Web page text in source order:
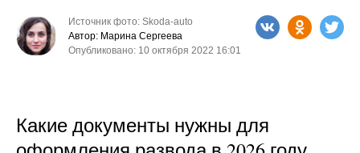
Источник фото: Skoda-auto
Автор: Марина Сергеева
Опубликовано: 10 октября 2022 16:01
Какие документы нужны для